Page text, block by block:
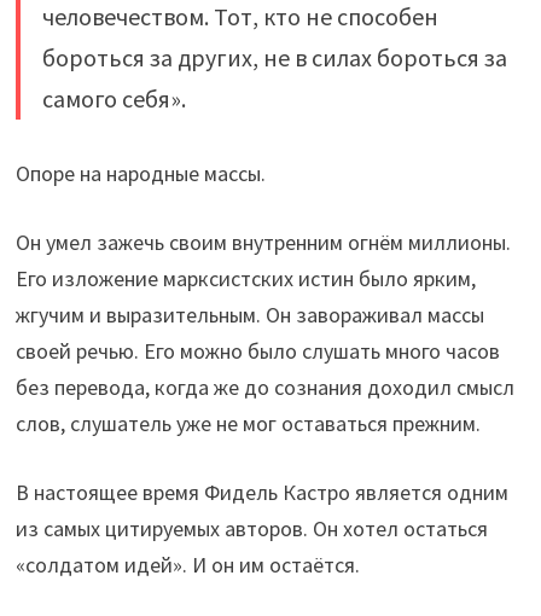
человечеством. Тот, кто не способен
бороться за других, не в силах бороться за
самого себя».
Опоре на народные массы.
Он умел зажечь своим внутренним огнём миллионы.
Его изложение марксистских истин было ярким,
жгучим и выразительным. Он завораживал массы
своей речью. Его можно было слушать много часов
без перевода, когда же до сознания доходил смысл
слов, слушатель уже не мог оставаться прежним.
В настоящее время Фидель Кастро является одним
из самых цитируемых авторов. Он хотел остаться
«солдатом идей». И он им остаётся.